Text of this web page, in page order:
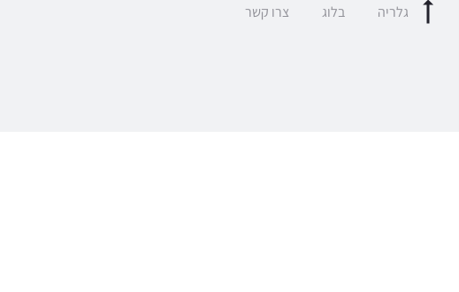
גלריה
בלוג צרו קשר